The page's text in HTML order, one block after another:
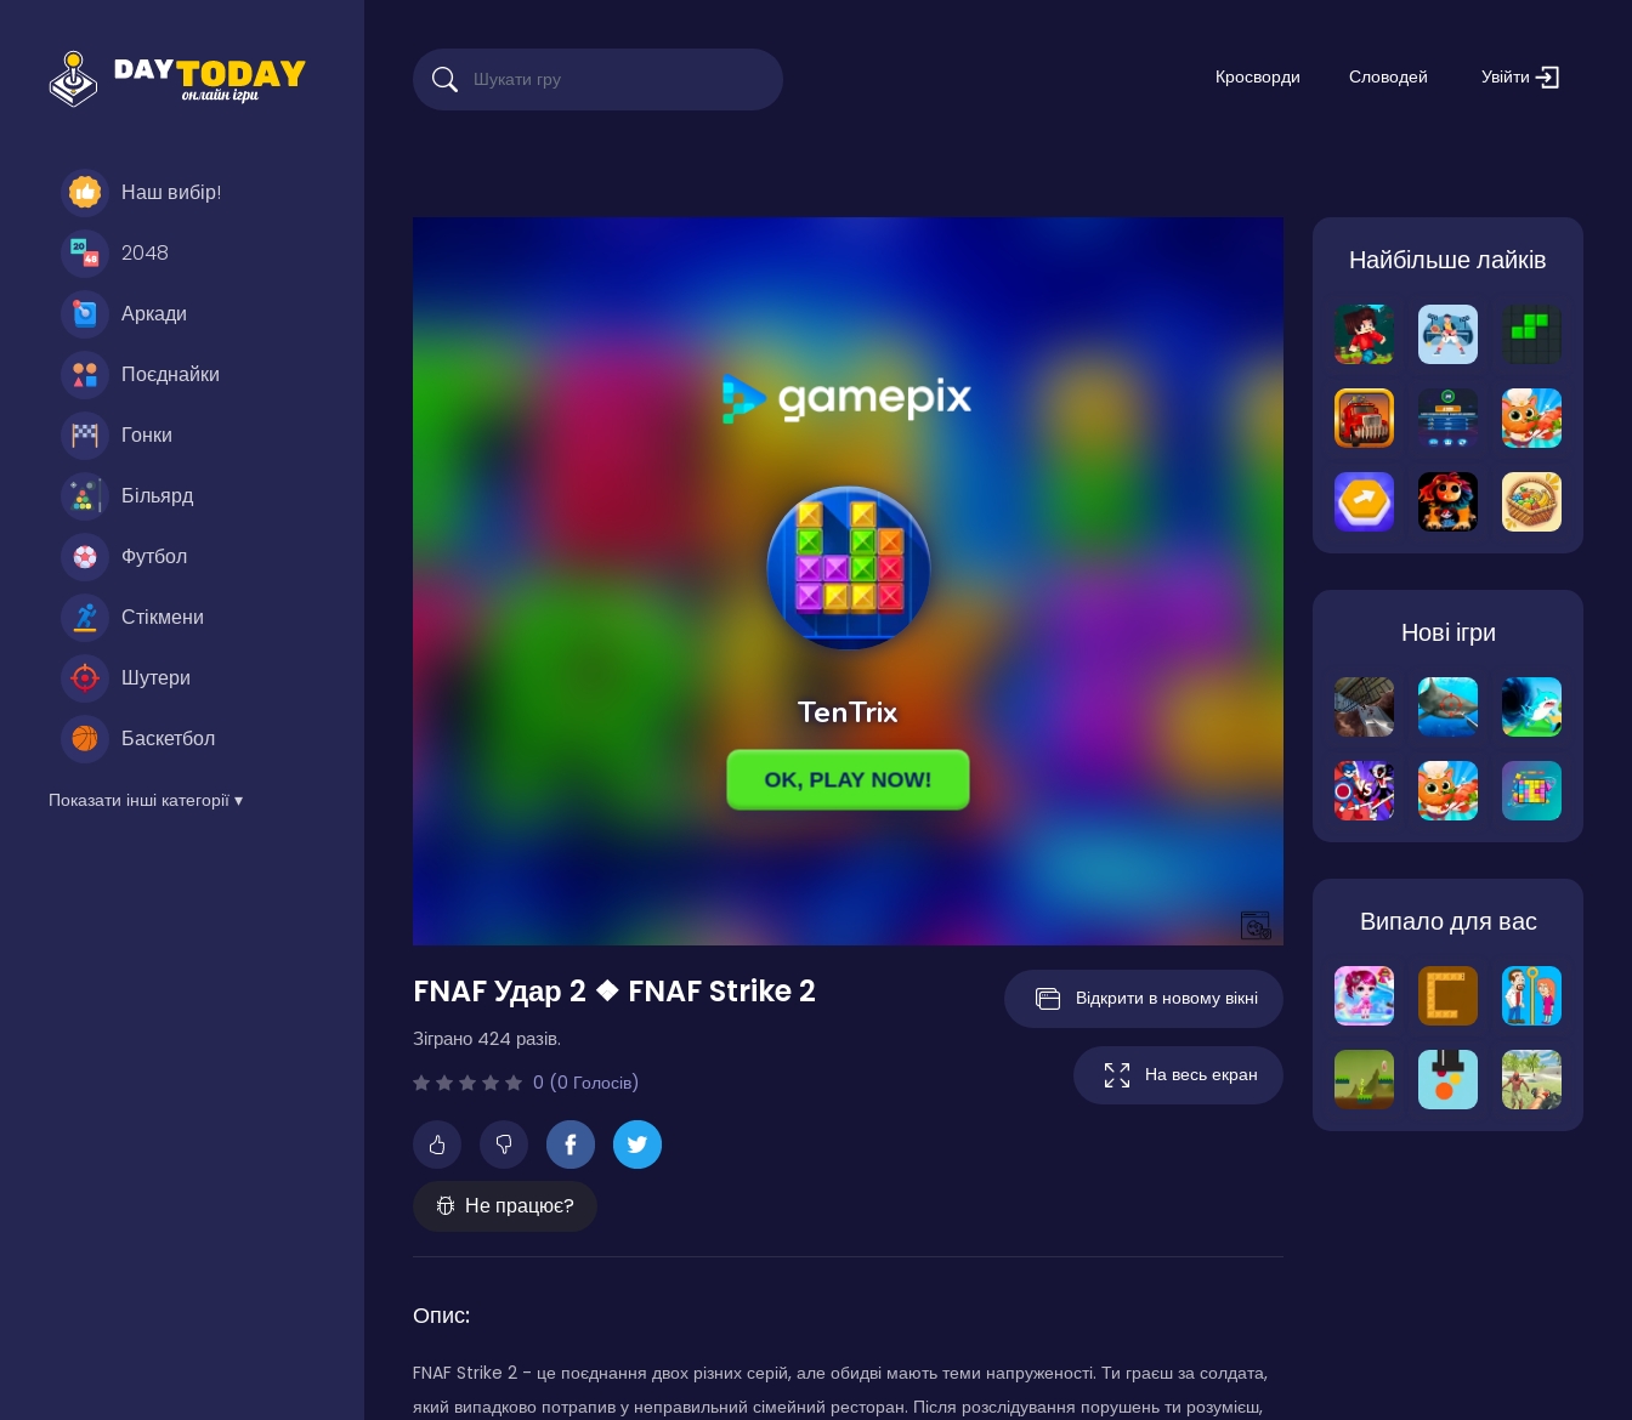
Наш вибір!
2048
Аркади
Поєднайки
Гонки
Більярд
Футбол
Стікмени
Шутери
Баскетбол
Показати інші категорії ▾
Кросворди Словодей Увійти
FNAF Удар 2 ❖ FNAF Strike 2
Зіграно 424 разів.
0 (0 Голосів)
Не працює?
Відкрити в новому вікні
На весь екран
Опис:
FNAF Strike 2 - це поєднання двох різних серій, але обидві мають теми напруженості. Ти граєш за солдата,
який випадково потрапив у неправильний сімейний ресторан. Після розслідування порушень ти розумієш,
Найбільше лайків
Нові ігри
Випало для вас